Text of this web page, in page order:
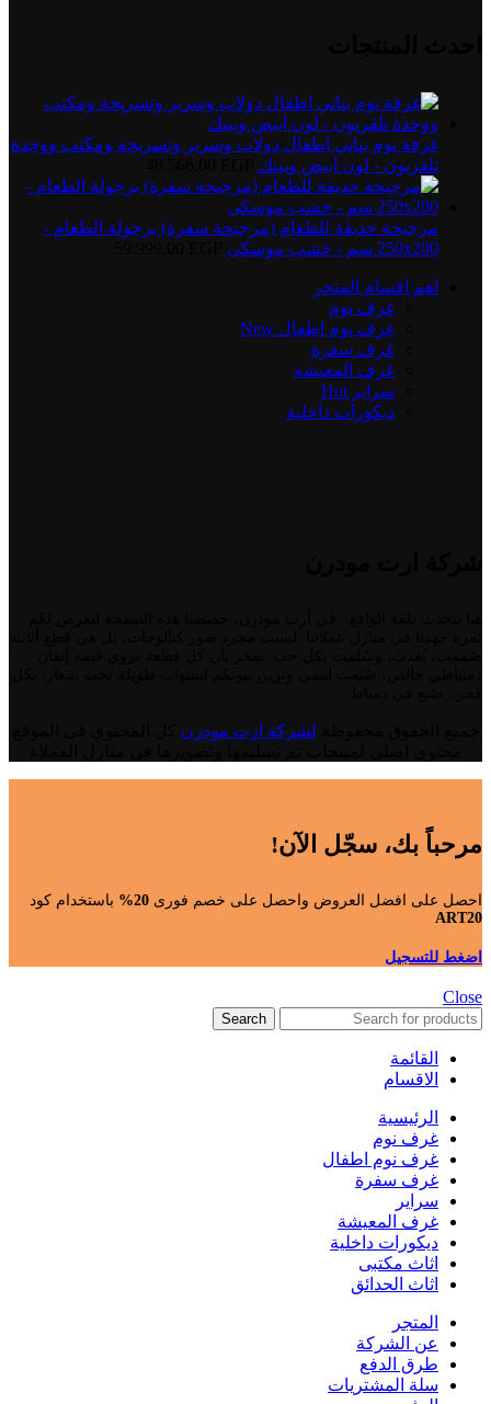
غرفة نوم بناتي اطفال دولاب وسرير وتسريحة ومكتب ووحدة
تلفزيون - لون ابيض وبينك
مرجيحة حديقة للطعام (مرجيحة سفرة) برجولة الطعام -
250x200 سم - خشب موسكى
اهم اقسام المتجر
غرف نوم
غرف نوم اطفال New
غرف سفرة
غرف المعيشة
سرايرHot
ديكورات داخلية
لشركة ارت مودرن
مرحباً بك، سجّل الآن!
احصل على افضل العروض واحصل على خصم فورى 20%
باستخدام كود
ART20
اضغط للتسجيل
Close
Search
القائمة
الاقسام
الرئيسية
غرف نوم
غرف نوم اطفال
غرف سفرة
سراير
غرف المعيشة
ديكورات داخلية
اثاث مكتبى
اثاث الحدائق
المتجر
عن الشركة
طرق الدفع
سلة المشتريات